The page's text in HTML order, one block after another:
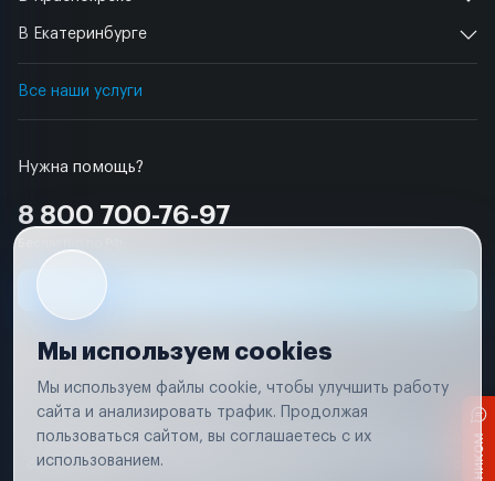
Нужна помощь?
8 800 700-76-97
В Екатеринбурге
Все наши услуги
Условия использования
Удаление аккаунта
Вся информация, представленная на сайте, носит исключительно
соответствии с положениями статьи 437 (п. 2) Гражданского кодекса
Мы используем cookies
Мы используем файлы cookie, чтобы улучшить работу
сайта и анализировать трафик. Продолжая
пользоваться сайтом, вы соглашаетесь с их
использованием.